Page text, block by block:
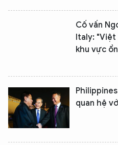
Cố vấn
Italy: "Việt
khu vực
quan hệ